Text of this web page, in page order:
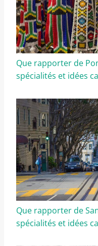
Que rapporter de
spécialités et idées
Que rapporter de
spécialités et idées